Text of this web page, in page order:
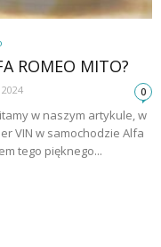
ROMEO MITO?
0
w naszym artykule, w
VIN w samochodzie Alfa
tego pięknego...